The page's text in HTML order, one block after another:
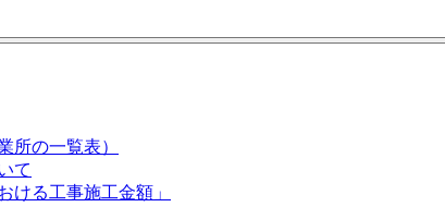
所の一覧表）
て
ける工事施工金額」